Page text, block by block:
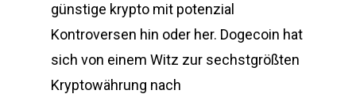
günstige krypto mit potenzial
Kontroversen hin oder her. Dogecoin hat
sich von einem Witz zur sechstgrößten
Kryptowährung nach